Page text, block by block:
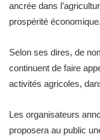
ancrée dans
prospérité économique.
Selon ses dires, de
continuent de faire
activités agricoles,
Les organisateurs
proposera au public